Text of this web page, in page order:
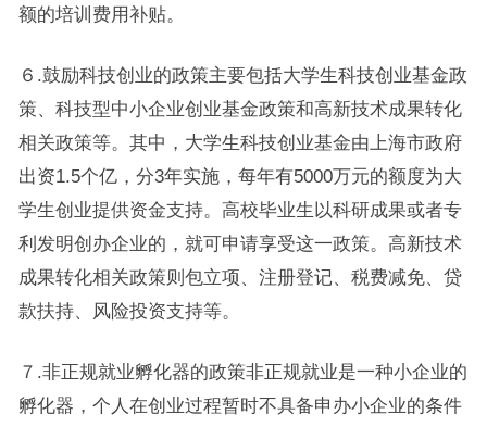
额的培训费用补贴。
６.鼓励科技创业的政策主要包括大学生科技创业基金政
策、科技型中小企业创业基金政策和高新技术成果转化
相关政策等。其中，大学生科技创业基金由上海市政府
出资1.5个亿，分3年实施，每年有5000万元的额度为大
学生创业提供资金支持。高校毕业生以科研成果或者专
利发明创办企业的，就可申请享受这一政策。高新技术
成果转化相关政策则包立项、注册登记、税费减免、贷
款扶持、风险投资支持等。
７.非正规就业孵化器的政策非正规就业是一种小企业的
孵化器，个人在创业过程暂时不具备申办小企业的条件